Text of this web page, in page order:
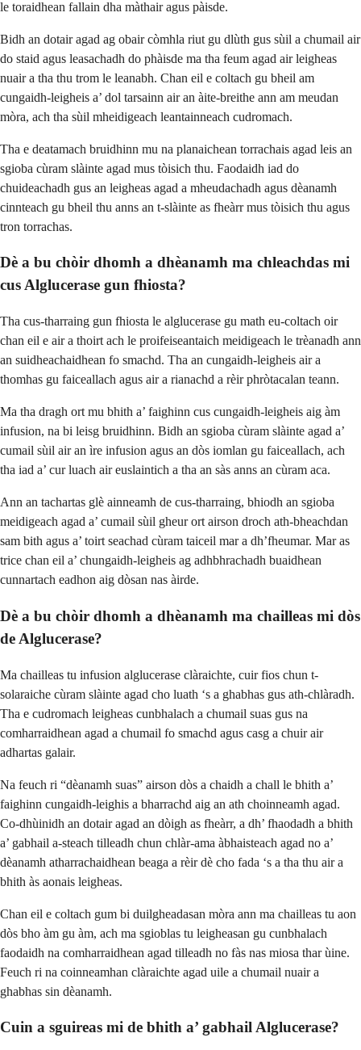
le toraidhean fallain dha màthair agus pàisde.
Bidh an dotair agad ag obair còmhla riut gu dlùth gus sùil a chumail air
do staid agus leasachadh do phàisde ma tha feum agad air leigheas
nuair a tha thu trom le leanabh. Chan eil e coltach gu bheil am
cungaidh-leigheis a’ dol tarsainn air an àite-breithe ann am meudan
mòra, ach tha sùil mheidigeach leantainneach cudromach.
Tha e deatamach bruidhinn mu na planaichean torrachais agad leis an
sgioba cùram slàinte agad mus tòisich thu. Faodaidh iad do
chuideachadh gus an leigheas agad a mheudachadh agus dèanamh
cinnteach gu bheil thu anns an t-slàinte as fheàrr mus tòisich thu agus
tron torrachas.
Dè a bu chòir dhomh a dhèanamh ma chleachdas mi
cus Alglucerase gun fhiosta?
Tha cus-tharraing gun fhiosta le alglucerase gu math eu-coltach oir
chan eil e air a thoirt ach le proifeiseantaich meidigeach le trèanadh ann
an suidheachaidhean fo smachd. Tha an cungaidh-leigheis air a
thomhas gu faiceallach agus air a rianachd a rèir phròtacalan teann.
Ma tha dragh ort mu bhith a’ faighinn cus cungaidh-leigheis aig àm
infusion, na bi leisg bruidhinn. Bidh an sgioba cùram slàinte agad a’
cumail sùil air an ìre infusion agus an dòs iomlan gu faiceallach, ach
tha iad a’ cur luach air euslaintich a tha an sàs anns an cùram aca.
Ann an tachartas glè ainneamh de cus-tharraing, bhiodh an sgioba
meidigeach agad a’ cumail sùil gheur ort airson droch ath-bheachdan
sam bith agus a’ toirt seachad cùram taiceil mar a dh’fheumar. Mar as
trice chan eil a’ chungaidh-leigheis ag adhbhrachadh buaidhean
cunnartach eadhon aig dòsan nas àirde.
Dè a bu chòir dhomh a dhèanamh ma chailleas mi dòs
de Alglucerase?
Ma chailleas tu infusion alglucerase clàraichte, cuir fios chun t-
solaraiche cùram slàinte agad cho luath ‘s a ghabhas gus ath-chlàradh.
Tha e cudromach leigheas cunbhalach a chumail suas gus na
comharraidhean agad a chumail fo smachd agus casg a chuir air
adhartas galair.
Na feuch ri “dèanamh suas” airson dòs a chaidh a chall le bhith a’
faighinn cungaidh-leighis a bharrachd aig an ath choinneamh agad.
Co-dhùinidh an dotair agad an dòigh as fheàrr, a dh’ fhaodadh a bhith
a’ gabhail a-steach tilleadh chun chlàr-ama àbhaisteach agad no a’
dèanamh atharrachaidhean beaga a rèir dè cho fada ‘s a tha thu air a
bhith às aonais leigheas.
Chan eil e coltach gum bi duilgheadasan mòra ann ma chailleas tu aon
dòs bho àm gu àm, ach ma sgioblas tu leigheasan gu cunbhalach
faodaidh na comharraidhean agad tilleadh no fàs nas miosa thar ùine.
Feuch ri na coinneamhan clàraichte agad uile a chumail nuair a
ghabhas sin dèanamh.
Cuin a sguireas mi de bhith a’ gabhail Alglucerase?